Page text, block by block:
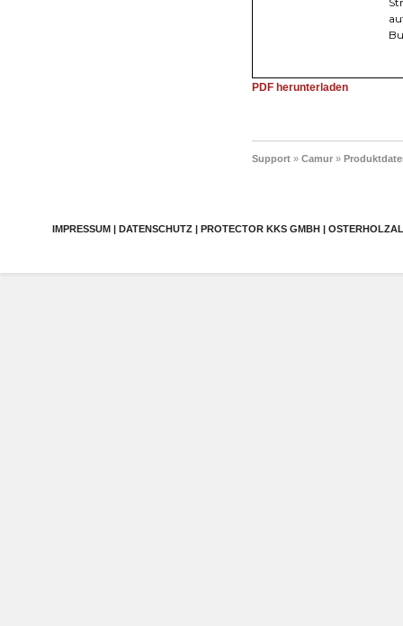
PDF herunterladen
Support » Camur »
IMPRESSUM | DATENSCHUTZ | PROTECTOR KKS GMBH |